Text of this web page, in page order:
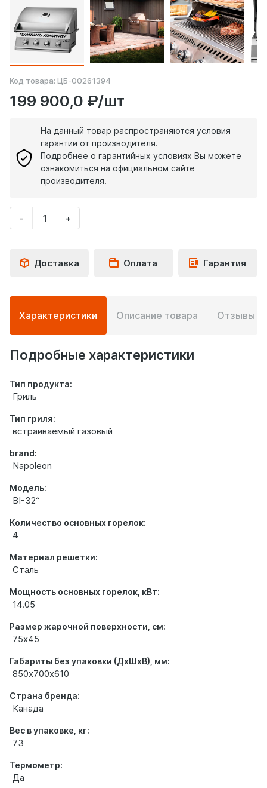
Код товара: ЦБ-00261394
199 900,0 ₽/шт
На данный товар распространяются условия
гарантии от производителя.
Подробнее о гарантийных условиях Вы можете
ознакомиться на официальном сайте
производителя.
-
Укажите
количество
+
Доставка Оплата Гарантия
Подробная
информация
о
товаре
Характеристики Описание товара Отзывы
Подробные характеристики
Тип продукта:
Гриль
Тип гриля:
встраиваемый газовый
brand:
Napoleon
Модель:
BI-32“
Количество основных горелок:
4
Материал решетки:
Сталь
Мощность основных горелок, кВт:
14.05
Размер жарочной поверхности, см:
75х45
Габариты без упаковки (ДхШхВ), мм:
850х700х610
Страна бренда:
Канада
Вес в упаковке, кг:
73
Термометр:
Да